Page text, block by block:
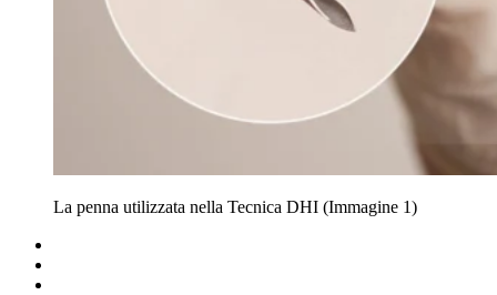
La penna utilizzata nella Tecnica DHI (Immagine 1)